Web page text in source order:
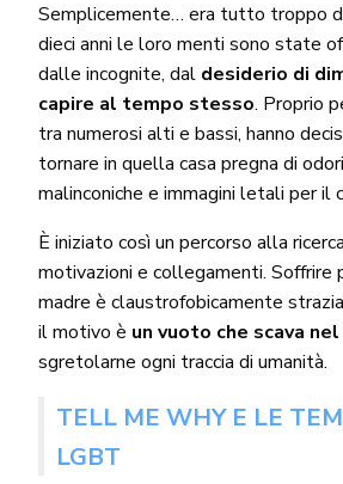
Semplicemente… era tutto troppo
dieci anni le loro menti sono state
dalle incognite, dal desiderio di
capire al tempo stesso. Proprio
tra numerosi alti e bassi, hanno
tornare in quella casa pregna di
malinconiche e immagini letali per il
È iniziato così un percorso alla
motivazioni e collegamenti. Soffrire
madre è claustrofobicamente
il motivo è un vuoto che scava
sgretolarne ogni traccia di umanità.
TELL ME WHY E LE
LGBT